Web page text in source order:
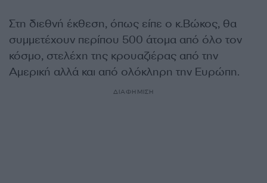
Στη διεθνή έκθεση, όπως είπε ο κ.Βώκος, θα
συμμετέχουν περίπου 500 άτομα από όλο τον
κόσμο, στελέχη της κρουαζιέρας από την
Αμερική αλλά και από ολόκληρη την Ευρώπη.
ΔΙΑΦΗΜΙΣΗ